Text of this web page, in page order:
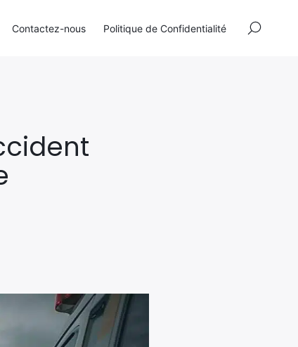
Contactez-nous Politique de Confidentialité